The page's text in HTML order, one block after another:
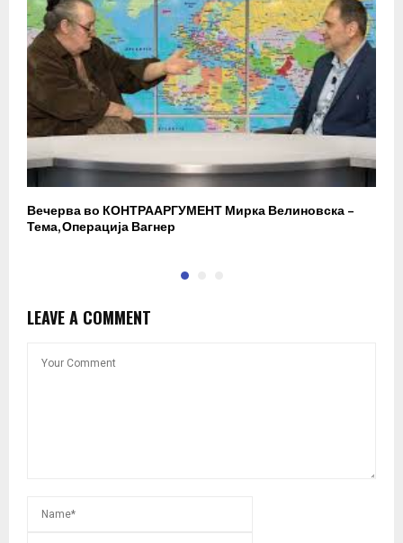
Вечерва во КОНТРААРГУМЕНТ Мирка Велиновска –
Тема, Операција Вагнер
LEAVE A COMMENT